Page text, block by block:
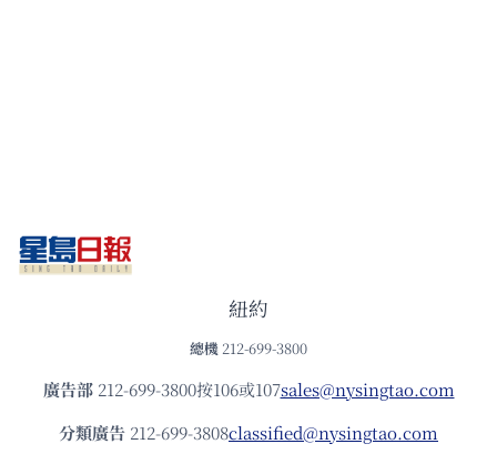
紐約
總機 212-699-3800
廣告部212-699-3800按106或107sales@nysingtao.com
分類廣告 212-699-3808classified@nysingtao.com